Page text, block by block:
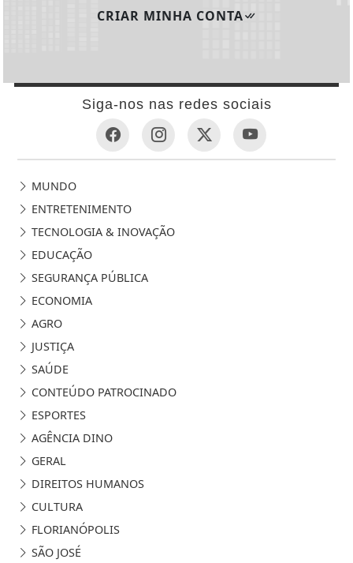
CRIAR MINHA CONTA
Siga-nos nas redes sociais
MUNDO
ENTRETENIMENTO
TECNOLOGIA & INOVAÇÃO
EDUCAÇÃO
SEGURANÇA PÚBLICA
ECONOMIA
AGRO
JUSTIÇA
SAÚDE
CONTEÚDO PATROCINADO
ESPORTES
AGÊNCIA DINO
GERAL
DIREITOS HUMANOS
CULTURA
FLORIANÓPOLIS
SÃO JOSÉ